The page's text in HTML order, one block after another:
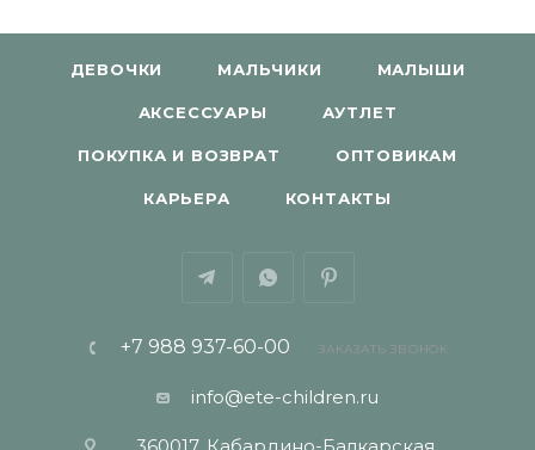
ДЕВОЧКИ МАЛЬЧИКИ МАЛЫШИ
АКСЕССУАРЫ АУТЛЕТ
ПОКУПКА И ВОЗВРАТ ОПТОВИКАМ
КАРЬЕРА КОНТАКТЫ
+7 988 937-60-00 ЗАКАЗАТЬ ЗВОНОК
info@ete-children.ru